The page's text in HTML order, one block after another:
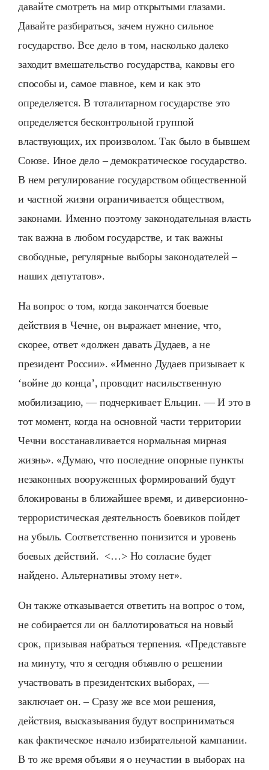
давайте смотреть на мир открытыми глазами.
Давайте разбираться, зачем нужно сильное
государство. Все дело в том, насколько далеко
заходит вмешательство государства, каковы его
способы и, самое главное, кем и как это
определяется. В тоталитарном государстве это
определяется бесконтрольной группой
властвующих, их произволом. Так было в бывшем
Союзе. Иное дело – демократическое государство.
В нем регулирование государством общественной
и частной жизни ограничивается обществом,
законами. Именно поэтому законодательная власть
так важна в любом государстве, и так важны
свободные, регулярные выборы законодателей –
наших депутатов».
На вопрос о том, когда закончатся боевые
действия в Чечне, он выражает мнение, что,
скорее, ответ «должен давать Дудаев, а не
президент России». «Именно Дудаев призывает к
‘войне до конца’, проводит насильственную
мобилизацию, — подчеркивает Ельцин. — И это в
тот момент, когда на основной части территории
Чечни восстанавливается нормальная мирная
жизнь». «Думаю, что последние опорные пункты
незаконных вооруженных формирований будут
блокированы в ближайшее время, и диверсионно-
террористическая деятельность боевиков пойдет
на убыль. Соответственно понизится и уровень
боевых действий. <…> Но согласие будет
найдено. Альтернативы этому нет».
Он также отказывается ответить на вопрос о том,
не собирается ли он баллотироваться на новый
срок, призывая набраться терпения. «Представьте
на минуту, что я сегодня объявлю о решении
участвовать в президентских выборах, —
заключает он. – Сразу же все мои решения,
действия, высказывания будут восприниматься
как фактическое начало избирательной кампании.
В то же время объяви я о неучастии в выборах на